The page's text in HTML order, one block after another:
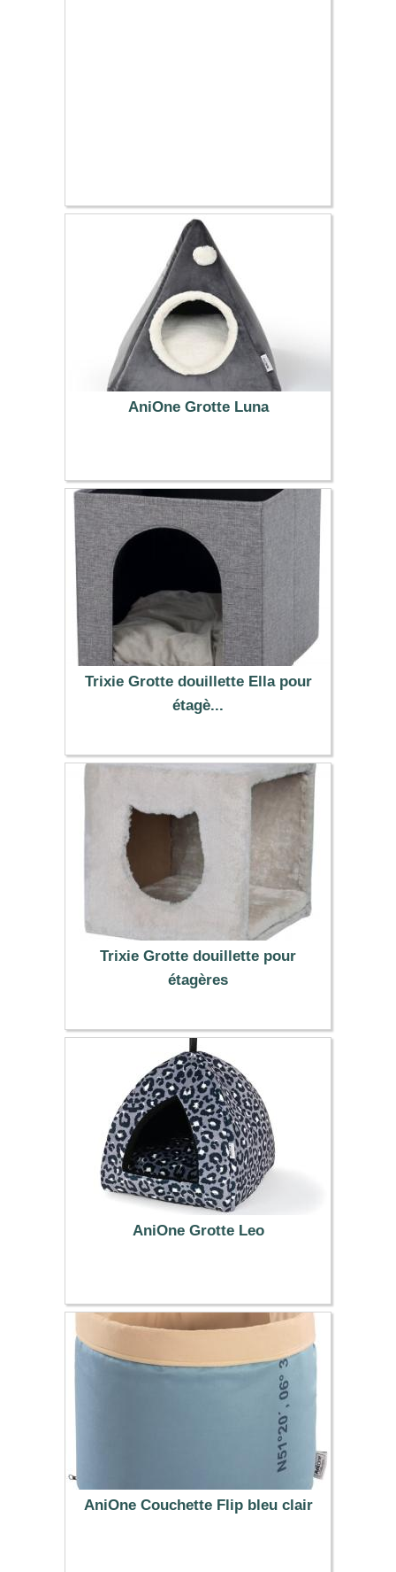
AniOne Grotte Luna
49.99 €
Trixie Grotte douillette Ella pour
étagè...
26.99 €
Trixie Grotte douillette pour
étagères
34.79 €
AniOne Grotte Leo
34.99 €
AniOne Couchette Flip bleu clair